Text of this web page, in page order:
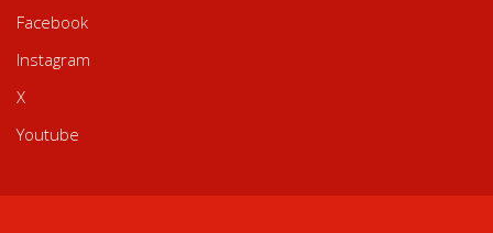
Facebook
Instagram
X
Youtube